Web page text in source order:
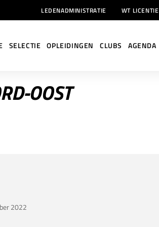
LEDENADMINISTRATIE WT LICENTIE
SELECTIE OPLEIDINGEN CLUBS AGENDA
OOST
2022